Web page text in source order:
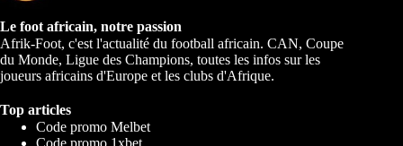
Le foot africain, notre passion
Afrik-Foot, c'est l'actualité du football africain. CAN, Coupe
du Monde, Ligue des Champions, toutes les infos sur les
joueurs africains d'Europe et les clubs d'Afrique.
Top articles
Code promo Melbet